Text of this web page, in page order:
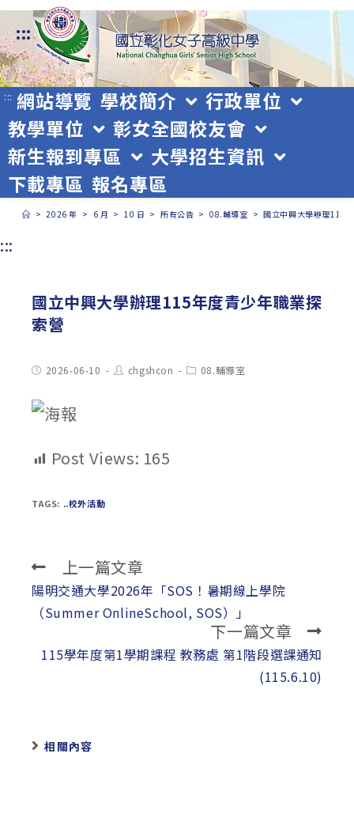
跳
轉
至
主
要
內
容
:::
::: 網站導覽 學校簡介
行政單位
教學單位
彰女全國校友會
新生報到專區
大學招生資訊
下載專區 報名專區
> 2026 年 > 6 月 > 10 日 > 所有公告 > 08.輔導室 > 國立中興大學辦理115
:::
國立中興大學辦理115年度青少年職業探
索營
Post2026-06-10
Post
author:
chgshcon
Post08.輔導室
Post Views: 165
TAGS: ..校外活動
Read
more
articles
上一篇文章
陽明交通大學2026年「SOS！暑期線上學院
（Summer OnlineSchool, SOS）」
下一篇文章
115學年度第1學期課程 教務處 第1階段選課通知
(115.6.10)
相關內容